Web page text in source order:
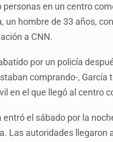
en un centro
un hombre de 33 años,
a CNN.
por un policía
comprando-, García
en el que llegó al centro
el sábado por la
Las autoridades llegaron